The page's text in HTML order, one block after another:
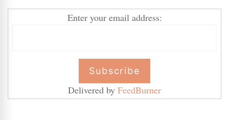
Enter your email address:
Delivered by FeedBurner